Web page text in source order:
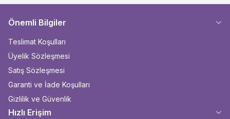
Önemli Bilgiler
Teslimat Koşulları
Üyelik Sözleşmesi
Satış Sözleşmesi
Garanti ve İade Koşulları
Gizlilik ve Güvenlik
Hızlı Erişim